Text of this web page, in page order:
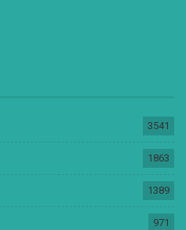
3541
1863
1389
971